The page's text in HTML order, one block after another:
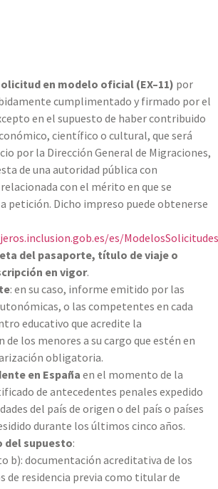
en modelo oficial (EX–11) por
cumplimentado y firmado por el
en el supuesto de haber contribuido
científico o cultural, que será
por la Dirección General de Migraciones,
de una autoridad pública con
con el mérito en que se
petición. Dicho impreso puede obtenerse
es/
del pasaporte, título de viaje o
en vigor.
: en su caso, informe emitido por las
o las competentes en cada
educativo que acredite la
de los menores a su cargo que estén en
obligatoria.
en España en el momento de la
de antecedentes penales expedido
del país de origen o del país o países
durante los últimos cinco años.
del supuesto:
b): documentación acreditativa de los
de residencia previa como titular de